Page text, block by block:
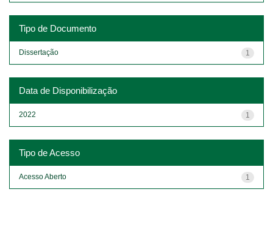
Tipo de Documento
1
Dissertação
Data de Disponibilização
1
2022
Tipo de Acesso
1
Acesso Aberto